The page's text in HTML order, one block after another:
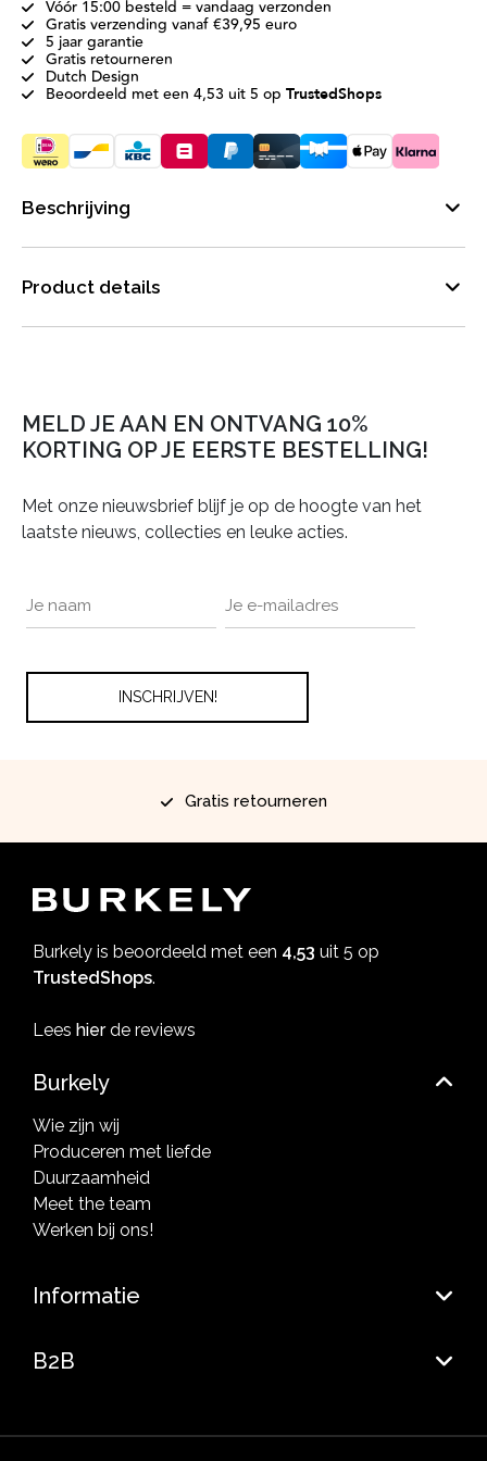
Vóór 15:00 besteld = vandaag verzonden
Gratis verzending vanaf €39,95 euro
5 jaar garantie
Gratis retourneren
Dutch Design
Beoordeeld met een 4,53 uit 5 op TrustedShops
Beschrijving
Product details
MELD JE AAN EN ONTVANG 10%
KORTING OP JE EERSTE BESTELLING!
Met onze nieuwsbrief blijf je op de hoogte van het
laatste nieuws, collecties en leuke acties.
Gratis retourneren
Burkely is beoordeeld met een 4,53 uit 5 op
TrustedShops.
Lees hierde reviews
Burkely
Wie zijn wij
Produceren met liefde
Duurzaamheid
Meet the team
Werken bij ons!
Informatie
B2B